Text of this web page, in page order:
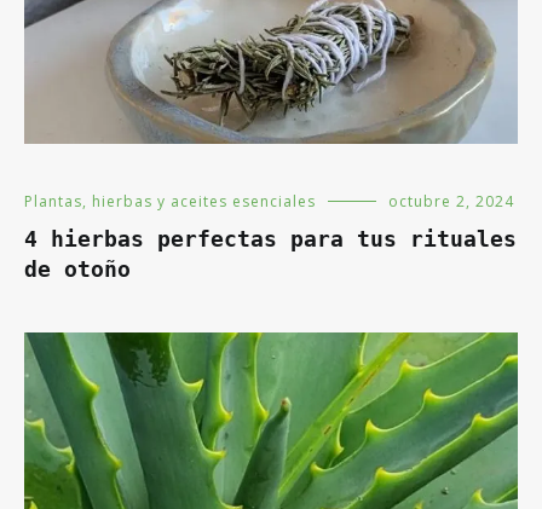
Plantas, hierbas y aceites esenciales octubre 2, 2024
4 hierbas perfectas para tus rituales
de otoño